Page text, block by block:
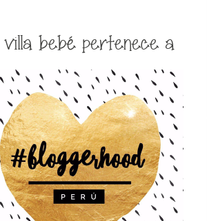
bebé pertenece a